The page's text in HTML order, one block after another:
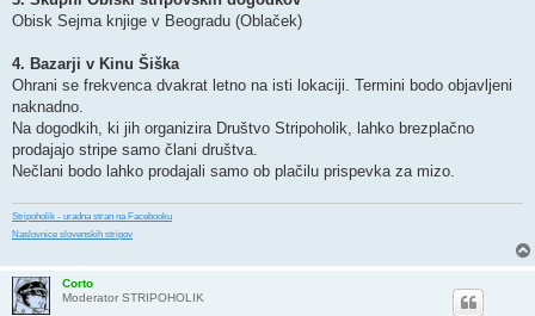
Obisk Sejma knjige v Beogradu (Oblaček)
4. Bazarji v Kinu Šiška
Ohrani se frekvenca dvakrat letno na isti lokaciji. Termini bodo objavljeni
naknadno.
Na dogodkih, ki jih organizira Društvo Stripoholik, lahko brezplačno
prodajajo stripe samo člani društva.
Nečlani bodo lahko prodajali samo ob plačilu prispevka za mizo.
Stripoholik - uradna stran na Facebooku
Naslovnice slovenskih stripov
Corto
Moderator STRIPOHOLIK